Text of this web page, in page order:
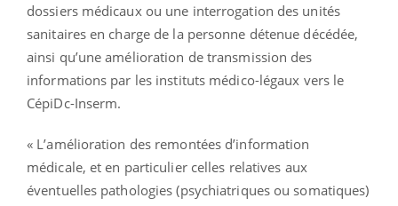
dossiers médicaux ou une interrogation des unités
sanitaires en charge de la personne détenue décédée,
ainsi qu’une amélioration de transmission des
informations par les instituts médico-légaux vers le
CépiDc-Inserm.
« L’amélioration des remontées d’information
médicale, et en particulier celles relatives aux
éventuelles pathologies (psychiatriques ou somatiques)